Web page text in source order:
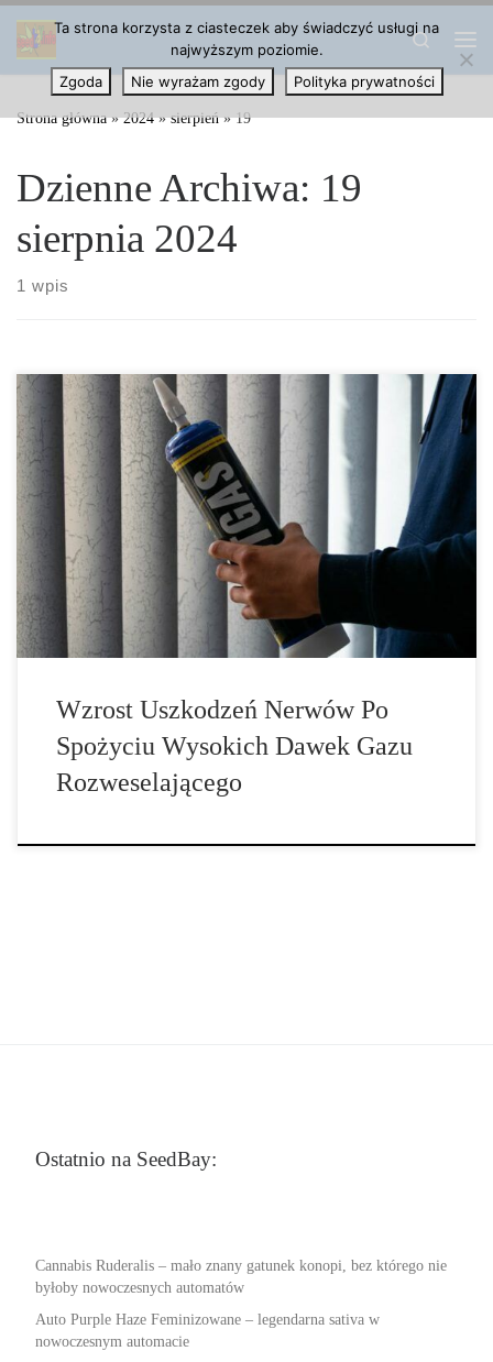
Przejdź do treści
Search
Strona główna » 2024 » sierpień » 19
Dzienne Archiwa: 19
sierpnia 2024
1 wpis
Badanie przeprowadzone w Paryżu wykazało gwałtowny wzrost
uszkodzeń nerwów spowodowanych spożyciem podtlenku azotu.
Lekarze ostrzegają, że konsumenci powinni poważnie traktować
Wzrost Uszkodzeń Nerwów Po
Spożyciu Wysokich Dawek Gazu
Rozweselającego
Ostatnio na SeedBay:
Cannabis Ruderalis – mało znany gatunek konopi, bez którego nie
byłoby nowoczesnych automatów
Auto Purple Haze Feminizowane – legendarna sativa w
nowoczesnym automacie
Ta strona korzysta z ciasteczek aby świadczyć usługi na
najwyższym poziomie.
Zgoda
Nie wyrażam zgody Polityka prywatności